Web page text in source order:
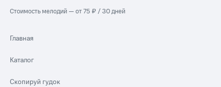
Стоимость мелодий — от 75 ₽ / 30 дней
Главная
Каталог
Скопируй гудок